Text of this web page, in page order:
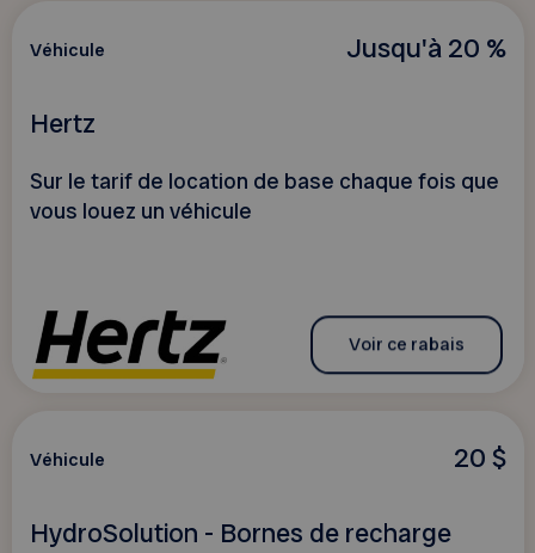
Jusqu'à 20 %
Véhicule
Hertz
Sur le tarif de location de base chaque fois que
vous louez un véhicule
Voir ce rabais
20 $
Véhicule
HydroSolution - Bornes de recharge